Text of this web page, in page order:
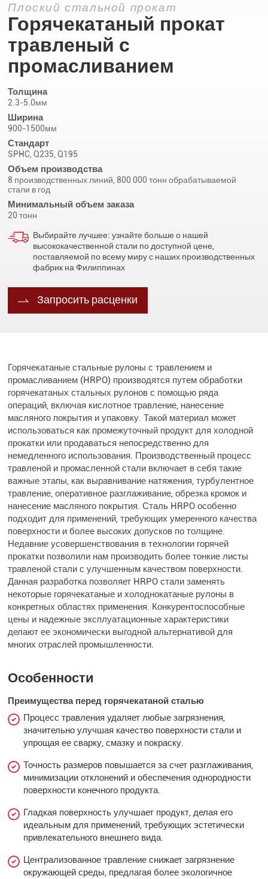
Плоский стальной прокат
Горячекатаный прокат
травленый с
промасливанием
Толщина
2.3-5.0мм
Ширина
900-1500мм
Стандарт
SPHC, Q235, Q195
Объем производства
8 производственных линий, 800 000 тонн обрабатываемой
стали в год
Минимальный объем заказа
20 тонн
Выбирайте лучшее: узнайте больше о нашей
высококачественной стали по доступной цене,
поставляемой по всему миру с наших производственных
фабрик на Филиппинах
Запросить расценки
Горячекатаные стальные рулоны с травлением и
промасливанием (HRPO) производятся путем обработки
горячекатаных стальных рулонов с помощью ряда
операций, включая кислотное травление, нанесение
масляного покрытия и упаковку. Такой материал может
использоваться как промежуточный продукт для холодной
прокатки или продаваться непосредственно для
немедленного использования. Производственный процесс
травленой и промасленной стали включает в себя такие
важные этапы, как выравнивание натяжения, турбулентное
травление, оперативное разглаживание, обрезка кромок и
нанесение масляного покрытия. Сталь HRPO особенно
подходит для применений, требующих умеренного качества
поверхности и более высоких допусков по толщине.
Недавние усовершенствования в технологии горячей
прокатки позволили нам производить более тонкие листы
травленой стали с улучшенным качеством поверхности.
Данная разработка позволяет HRPO стали заменять
некоторые горячекатаные и холоднокатаные рулоны в
конкретных областях применения. Конкурентоспособные
цены и надежные эксплуатационные характеристики
делают ее экономически выгодной альтернативой для
многих отраслей промышленности.
Особенности
Преимущества перед горячекатаной сталью
Процесс травления удаляет любые загрязнения,
значительно улучшая качество поверхности стали и
упрощая ее сварку, смазку и покраску.
Точность размеров повышается за счет разглаживания,
минимизации отклонений и обеспечения однородности
поверхности конечного продукта.
Гладкая поверхность улучшает продукт, делая его
идеальным для применений, требующих эстетически
привлекательного внешнего вида.
Централизованное травление снижает загрязнение
окружающей среды, предлагая более экологичное